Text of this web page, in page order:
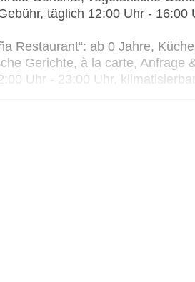
täglich 12:00 Uhr -
Restaurant“: ab 0 Jahre,
Gerichte, à la carte, Anfrage
Uhr - 23:00 Uhr,